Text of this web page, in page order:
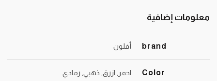
معلومات إضافية
brand أفلون
Color احمر, ازرق, ذهبي, رمادي